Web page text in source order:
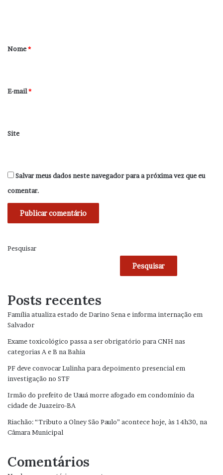
r
*
Nome*
E-mail*
Site
Salvar meus dados neste navegador para a próxima vez que eu
comentar.
Pesquisar
Pesquisar
Posts recentes
Família atualiza estado de Darino Sena e informa internação em
Salvador
Exame toxicológico passa a ser obrigatório para CNH nas
categorias A e B na Bahia
PF deve convocar Lulinha para depoimento presencial em
investigação no STF
Irmão do prefeito de Uauá morre afogado em condomínio da
cidade de Juazeiro-BA
Riachão: “Tributo a Olney São Paulo” acontece hoje, às 14h30, na
Câmara Municipal
Comentários